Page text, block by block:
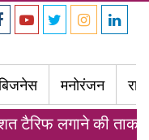
मनोरंजन
की ताकत, जानें भारत